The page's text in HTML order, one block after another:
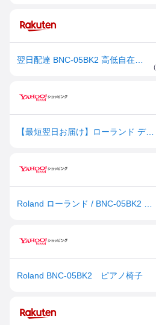
（
【最短翌日お届け】ローランド デジタルピアノ用 高低自在イス BNC-05-BKII(ブラック)
Roland BNC-05BK2 ピアノ椅子